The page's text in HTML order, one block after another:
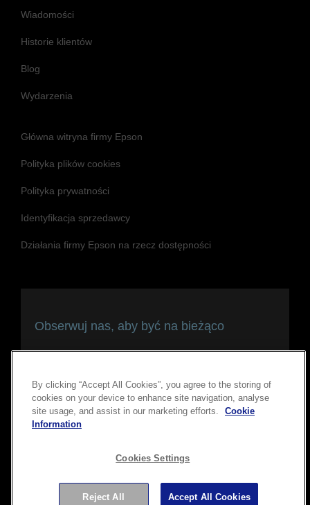
Wiadomości
Historie klientów
Blog
Wydarzenia
Główna witryna firmy Epson
Polityka plików cookies
Polityka prywatności
Identyfikacja sprzedawcy
Działania firmy Epson na rzecz dostępności
Obserwuj nas, aby być na bieżąco
Copyright © 2026 Seiko Epson Corporation. Wszelkie prawa
By clicking “Accept All Cookies”, you agree to the storing of
cookies on your device to enhance site navigation, analyse
site usage, and assist in our marketing efforts.
Cookie
Information
Cookies Settings
Reject All Accept All Cookies